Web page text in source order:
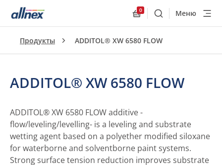
0
ПоискМеню
Продукты ADDITOL® XW 6580 FLOW
ADDITOL® XW 6580 FLOW
ADDITOL® XW 6580 FLOW additive -
flow/leveling/levelling- is a leveling and substrate
wetting agent based on a polyether modified siloxane
for waterborne and solventborne paint systems.
Strong surface tension reduction improves substrate